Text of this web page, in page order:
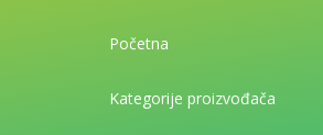
Početna
Kategorije proizvođača